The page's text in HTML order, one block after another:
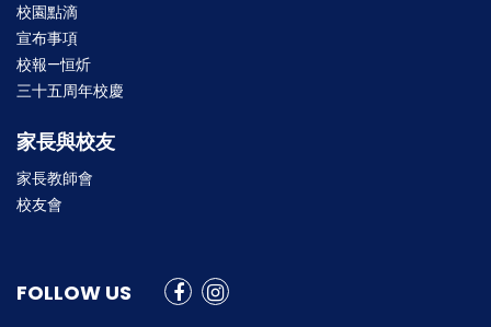
校園點滴
宣布事項
校報—恒炘
三十五周年校慶
家長與校友
家長教師會
校友會
FOLLOW US